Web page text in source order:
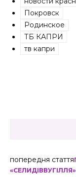
Покровск
Родинское
ТБ КАПРИ
тв капри
попередня стаття
«СЕЛИДІВВУГІЛЛЯ»